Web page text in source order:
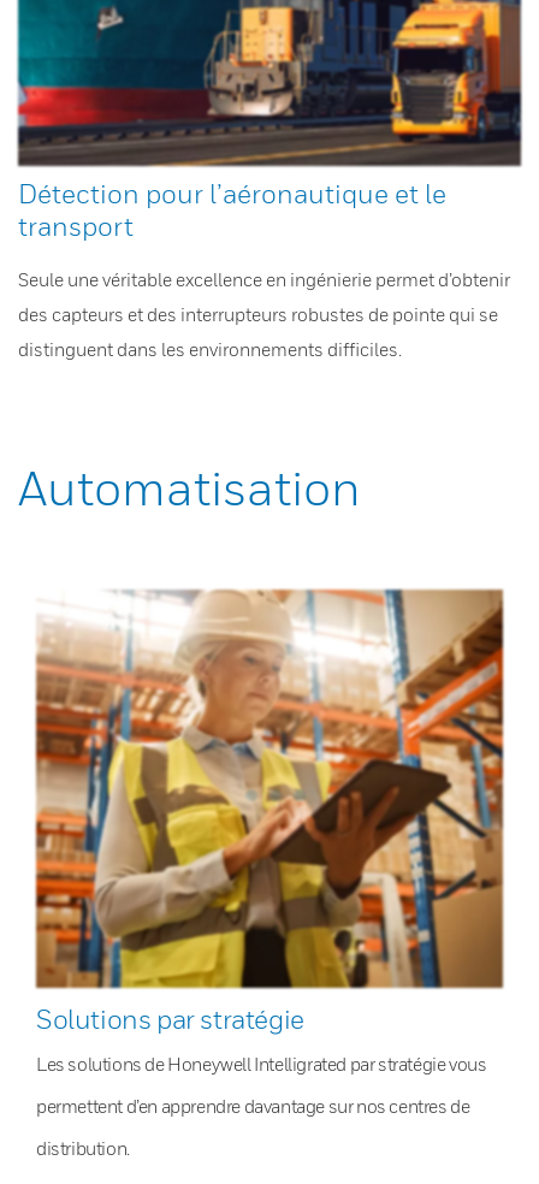
Détection pour l’aéronautique et le
transport
Seule une véritable excellence en ingénierie permet d’obtenir
des capteurs et des interrupteurs robustes de pointe qui se
distinguent dans les environnements difficiles.
Automatisation
Solutions par stratégie
Les solutions de Honeywell Intelligrated par stratégie vous
permettent d’en apprendre davantage sur nos centres de
distribution.